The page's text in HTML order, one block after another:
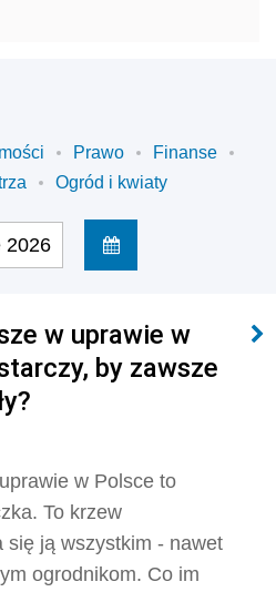
Prawo
Finanse
Ogród i kwiaty
2026
w uprawie w
by zawsze
w Polsce to
To krzew
się ją wszystkim - nawet
ogrodnikom. Co im